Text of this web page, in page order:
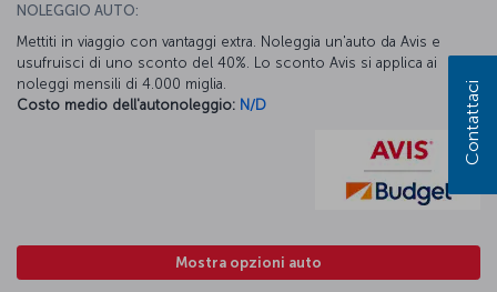
NOLEGGIO AUTO:
Mettiti in viaggio con vantaggi extra. Noleggia un'auto da Avis e
usufruisci di uno sconto del 40%. Lo sconto Avis si applica ai
noleggi mensili di 4.000 miglia.
Costo medio dell'autonoleggio: N/D
Mostra opzioni auto
Contattaci